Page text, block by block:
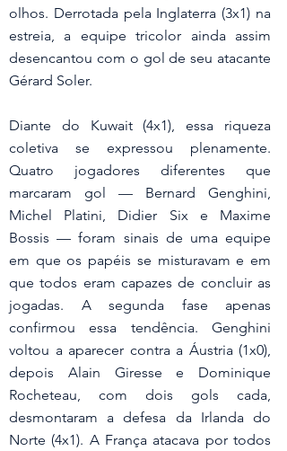
olhos. Derrotada pela Inglaterra (3x1) na
estreia, a equipe tricolor ainda assim
desencantou com o gol de seu atacante
Gérard Soler.
Diante do Kuwait (4x1), essa riqueza
coletiva se expressou plenamente.
Quatro jogadores diferentes que
marcaram gol — Bernard Genghini,
Michel Platini, Didier Six e Maxime
Bossis — foram sinais de uma equipe
em que os papéis se misturavam e em
que todos eram capazes de concluir as
jogadas. A segunda fase apenas
confirmou essa tendência. Genghini
voltou a aparecer contra a Áustria (1x0),
depois Alain Giresse e Dominique
Rocheteau, com dois gols cada,
desmontaram a defesa da Irlanda do
Norte (4x1). A França atacava por todos